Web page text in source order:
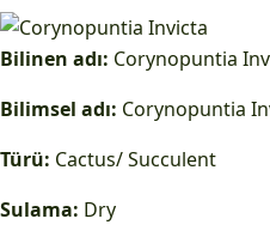
Bilinen adı: Corynopuntia
Bilimsel adı: Corynopuntia
Türü: Cactus/ Succulent
Sulama: Dry